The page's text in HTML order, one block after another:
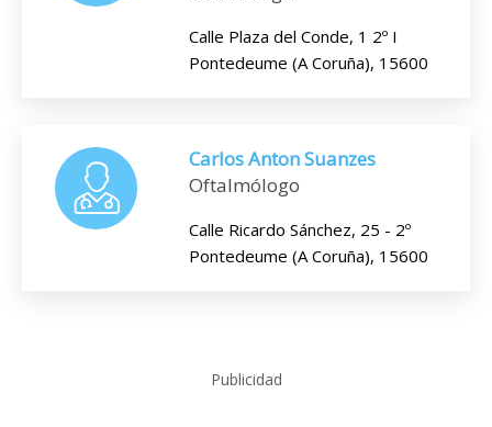
Calle Plaza del Conde, 1 2º I
Pontedeume (A Coruña), 15600
Carlos Anton Suanzes
Oftalmólogo
Calle Ricardo Sánchez, 25 - 2º
Pontedeume (A Coruña), 15600
Publicidad